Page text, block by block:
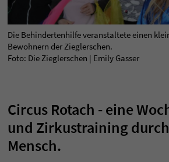
Die Behindertenhilfe veranstaltete einen
Bewohnern der Zieglerschen.
Foto: Die Zieglerschen | Emily Gasser
Circus Rotach - eine
und Zirkustraining
Mensch.